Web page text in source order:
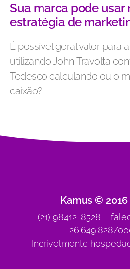
Sua marca pode usar
estratégia de
É possível geral valor para
utilizando John Travolta
Tedesco calculando ou o
caixão?
Kamus ©
(21) 98412-8528 –
26.649.828/
Incrivelmente